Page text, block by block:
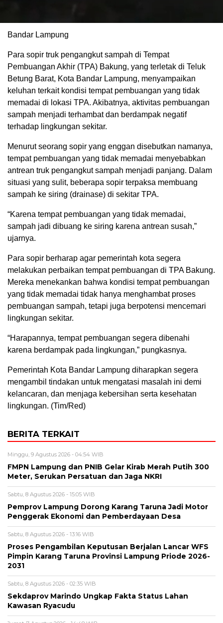
Bandar Lampung
Para sopir truk pengangkut sampah di Tempat
Pembuangan Akhir (TPA) Bakung, yang terletak di Teluk
Betung Barat, Kota Bandar Lampung, menyampaikan
keluhan terkait kondisi tempat pembuangan yang tidak
memadai di lokasi TPA. Akibatnya, aktivitas pembuangan
sampah menjadi terhambat dan berdampak negatif
terhadap lingkungan sekitar.
Menurut seorang sopir yang enggan disebutkan namanya,
tempat pembuangan yang tidak memadai menyebabkan
antrean truk pengangkut sampah menjadi panjang. Dalam
situasi yang sulit, beberapa sopir terpaksa membuang
sampah ke siring (drainase) di sekitar TPA.
“Karena tempat pembuangan yang tidak memadai,
sampah jadi dibuang ke siring karena antrean susah,”
ujarnya.
Para sopir berharap agar pemerintah kota segera
melakukan perbaikan tempat pembuangan di TPA Bakung.
Mereka menekankan bahwa kondisi tempat pembuangan
yang tidak memadai tidak hanya menghambat proses
pembuangan sampah, tetapi juga berpotensi mencemari
lingkungan sekitar.
“Harapannya, tempat pembuangan segera dibenahi
karena berdampak pada lingkungan,” pungkasnya.
Pemerintah Kota Bandar Lampung diharapkan segera
mengambil tindakan untuk mengatasi masalah ini demi
kelancaran, dan menjaga kebersihan serta kesehatan
lingkungan. (Tim/Red)
BERITA TERKAIT
Minggu, 9 Agustus 2026 - 04:54 WIB
FMPN Lampung dan PNIB Gelar Kirab Merah Putih 300
Meter, Serukan Persatuan dan Jaga NKRI
Sabtu, 8 Agustus 2026 - 15:05 WIB
Pemprov Lampung Dorong Karang Taruna Jadi Motor
Penggerak Ekonomi dan Pemberdayaan Desa
Sabtu, 8 Agustus 2026 - 13:16 WIB
Proses Pengambilan Keputusan Berjalan Lancar WFS
Pimpin Karang Taruna Provinsi Lampung Priode 2026-
2031
Sabtu, 8 Agustus 2026 - 02:35 WIB
Sekdaprov Marindo Ungkap Fakta Status Lahan
Kawasan Ryacudu